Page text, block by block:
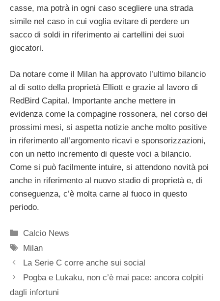
casse, ma potrà in ogni caso scegliere una strada
simile nel caso in cui voglia evitare di perdere un
sacco di soldi in riferimento ai cartellini dei suoi
giocatori.
Da notare come il Milan ha approvato l’ultimo bilancio
al di sotto della proprietà Elliott e grazie al lavoro di
RedBird Capital. Importante anche mettere in
evidenza come la compagine rossonera, nel corso dei
prossimi mesi, si aspetta notizie anche molto positive
in riferimento all’argomento ricavi e sponsorizzazioni,
con un netto incremento di queste voci a bilancio.
Come si può facilmente intuire, si attendono novità poi
anche in riferimento al nuovo stadio di proprietà e, di
conseguenza, c’è molta carne al fuoco in questo
periodo.
Categorie
Calcio News
Tag
Milan
La Serie C corre anche sui social
Pogba e Lukaku, non c’è mai pace: ancora colpiti
dagli infortuni